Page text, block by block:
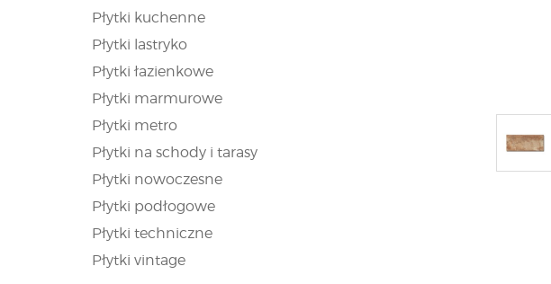
Płytki kuchenne
Płytki lastryko
Płytki łazienkowe
Płytki marmurowe
Płytki metro
Płytki na schody i tarasy
Płytki nowoczesne
Płytki podłogowe
Płytki techniczne
Płytki vintage